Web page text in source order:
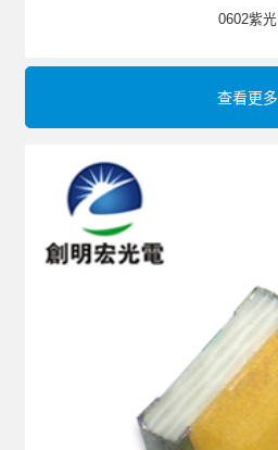
0602紫光
查看更多